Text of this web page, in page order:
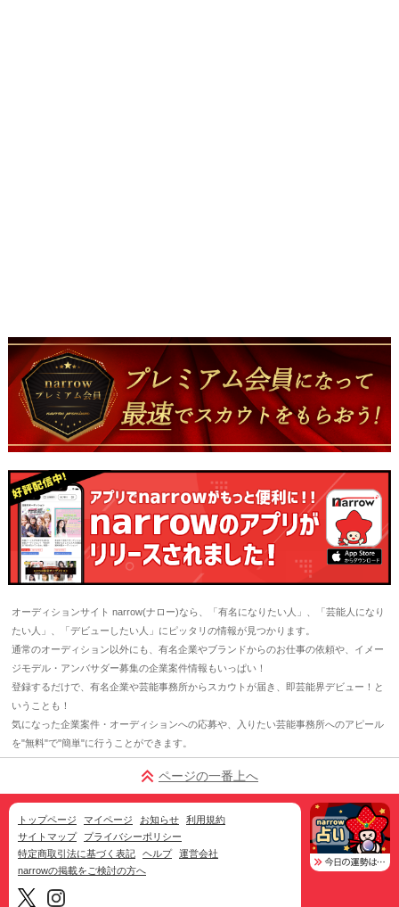
オーディションサイト narrow(ナロー)なら、「有名になりたい人」、「芸能人になり
たい人」、「デビューしたい人」にピッタリの情報が見つかります。
通常のオーディション以外にも、有名企業やブランドからのお仕事の依頼や、イメー
ジモデル・アンバサダー募集の企業案件情報もいっぱい！
登録するだけで、有名企業や芸能事務所からスカウトが届き、即芸能界デビュー！と
いうことも！
気になった企業案件・オーディションへの応募や、入りたい芸能事務所へのアピール
を"無料"で"簡単"に行うことができます。
ページの一番上へ
トップページ マイページ お知らせ
利用規約
サイトマップ
プライバシーポリシー
特定商取引法に基づく表記
ヘルプ
運営会社
narrowの掲載をご検討の方へ